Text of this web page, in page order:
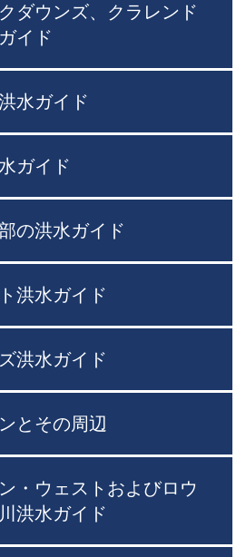
ダウンズ、クラレンド
イド
水ガイド
ガイド
の洪水ガイド
洪水ガイド
洪水ガイド
とその周辺
・ウェストおよびロウ
洪水ガイド